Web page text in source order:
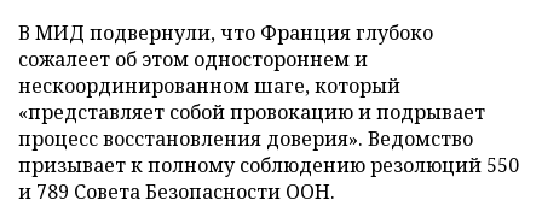
В МИД подвернули, что Франция глубоко
сожалеет об этом одностороннем и
нескоординированном шаге, который
«представляет собой провокацию и подрывает
процесс восстановления доверия». Ведомство
призывает к полному соблюдению резолюций 550
и 789 Совета Безопасности ООН.